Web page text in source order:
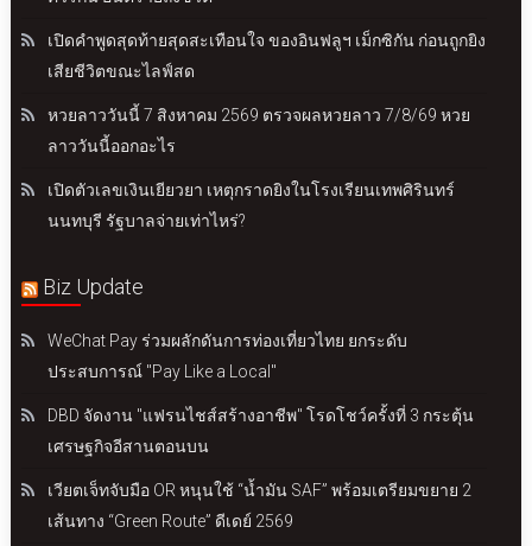
เปิดคำพูดสุดท้ายสุดสะเทือนใจ ของอินฟลูฯ เม็กซิกัน ก่อนถูกยิง
เสียชีวิตขณะไลฟ์สด
หวยลาววันนี้ 7 สิงหาคม 2569 ตรวจผลหวยลาว 7/8/69 หวย
ลาววันนี้ออกอะไร
เปิดตัวเลขเงินเยียวยา เหตุกราดยิงในโรงเรียนเทพศิรินทร์
นนทบุรี รัฐบาลจ่ายเท่าไหร่?
Biz Update
WeChat Pay ร่วมผลักดันการท่องเที่ยวไทย ยกระดับ
ประสบการณ์ "Pay Like a Local"
DBD จัดงาน "แฟรนไชส์สร้างอาชีพ" โรดโชว์ครั้งที่ 3 กระตุ้น
เศรษฐกิจอีสานตอนบน
เวียตเจ็ทจับมือ OR หนุนใช้ “น้ำมัน SAF” พร้อมเตรียมขยาย 2
เส้นทาง “Green Route” ดีเดย์ 2569